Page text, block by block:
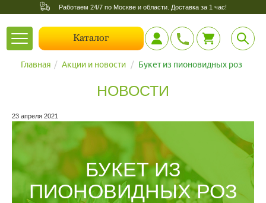
Работаем 24/7 по Москве и области. Доставка за 1 час!
Toggle
navigation
Каталог
Главная Акции и новости Букет из пионовидных роз
НОВОСТИ
23 апреля 2021
БУКЕТ ИЗ
ПИОНОВИДНЫХ РОЗ